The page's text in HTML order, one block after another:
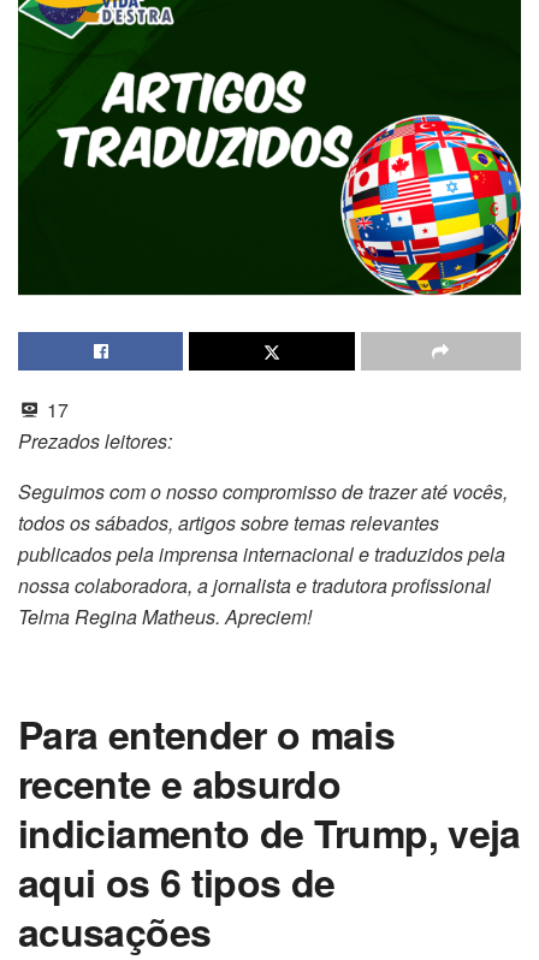
17
Prezados leitores:
Seguimos com o nosso compromisso de trazer até vocês,
todos os sábados, artigos sobre temas relevantes
publicados pela imprensa internacional e traduzidos pela
nossa colaboradora, a jornalista e tradutora profissional
Telma Regina Matheus. Apreciem!
Para entender o mais
recente e absurdo
indiciamento de Trump, veja
aqui os 6 tipos de
acusações